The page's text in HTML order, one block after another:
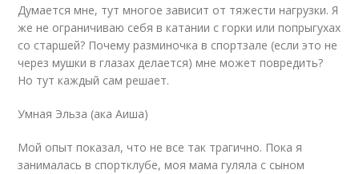
Думается мне, тут многое зависит от тяжести нагрузки. Я
же не ограничиваю себя в катании с горки или попрыгухах
со старшей? Почему разминочка в спортзале (если это не
через мушки в глазах делается) мне может повредить?
Но тут каждый сам решает.
Умная Эльза (ака Аиша)
Мой опыт показал, что не все так трагично. Пока я
занималась в спортклубе, моя мама гуляла с сыном